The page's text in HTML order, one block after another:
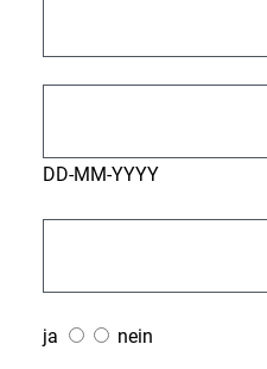
DD-MM-YYYY
ja nein